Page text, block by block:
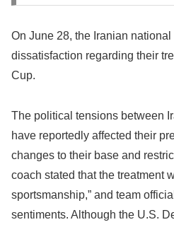
On June 28, the Iranian
dissatisfaction regarding their
Cup.
The political tensions between
have reportedly affected their
changes to their base and
coach stated that the treatment
sportsmanship,” and team
sentiments. Although the U.S.